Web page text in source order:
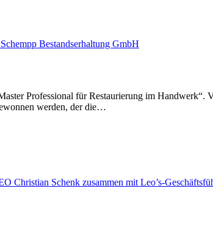
Professional für Restaurierung im
werden, der die…